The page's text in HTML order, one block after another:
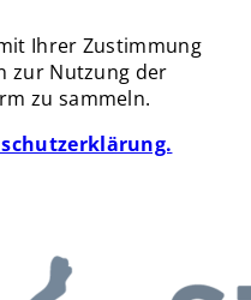
Ihrer Zustimmung
zur Nutzung der
zu sammeln.